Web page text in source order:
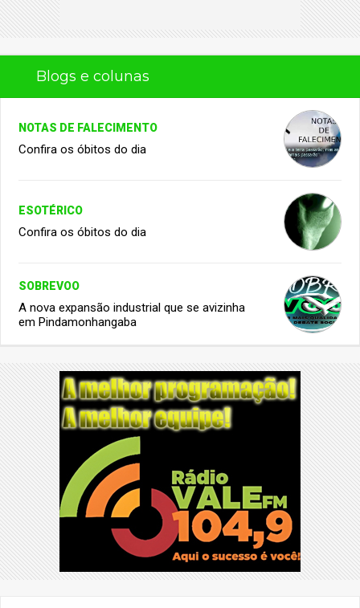
Blogs e colunas
NOTAS DE FALECIMENTO
Confira os óbitos do dia
ESOTÉRICO
Confira os óbitos do dia
SOBREVOO
A nova expansão industrial que se avizinha
em Pindamonhangaba